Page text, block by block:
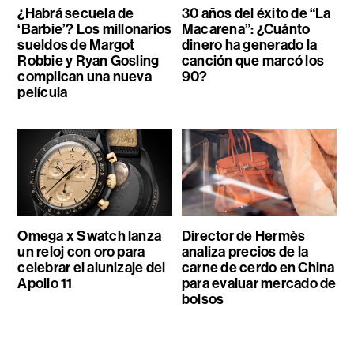
¿Habrá secuela de
‘Barbie’? Los millonarios
sueldos de Margot
Robbie y Ryan Gosling
complican una nueva
película
30 años del éxito de “La
Macarena”: ¿Cuánto
dinero ha generado la
canción que marcó los
90?
Omega x Swatch lanza
un reloj con oro para
celebrar el alunizaje del
Apollo 11
Director de Hermès
analiza precios de la
carne de cerdo en China
para evaluar mercado de
bolsos